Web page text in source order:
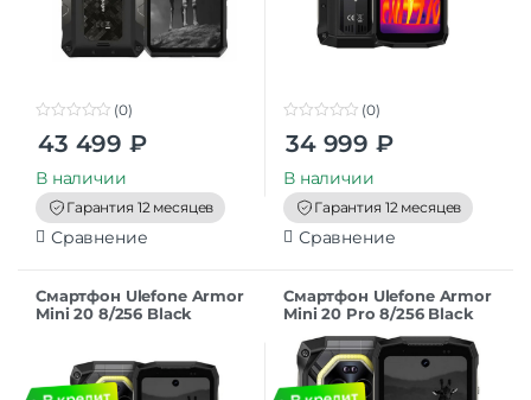
o
t
o
f
5
(0)
43 499 ₽
В наличии
Гарантия 12 месяцев
Сравнение
o
t
o
f
5
(0)
34 999 ₽
В наличии
Гарантия 12 месяцев
Сравнение
Смартфон Ulefone Armor
Mini 20 8/256 Black
Смартфон Ulefone Armor
Mini 20 Pro 8/256 Black